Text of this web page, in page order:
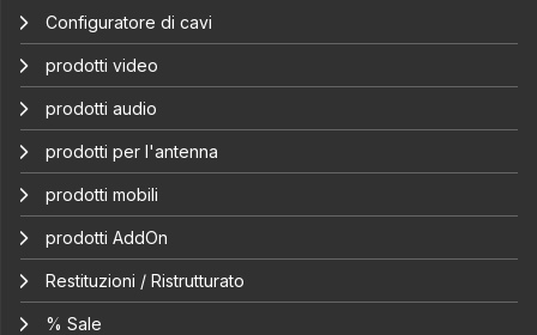
Configuratore di cavi
prodotti video
prodotti audio
prodotti per l'antenna
prodotti mobili
prodotti AddOn
Restituzioni / Ristrutturato
% Sale